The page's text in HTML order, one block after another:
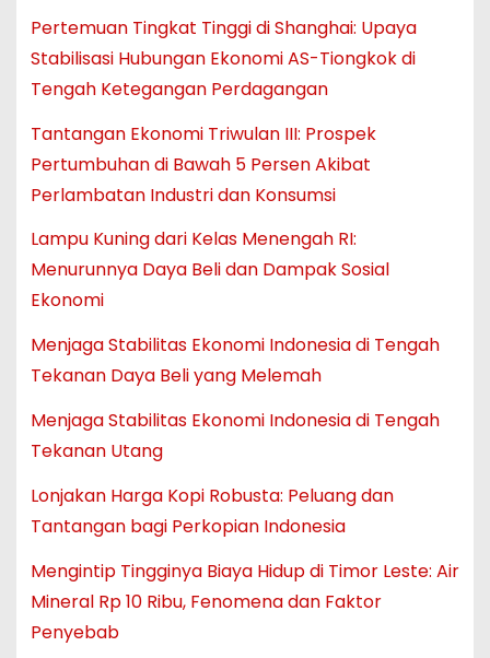
Pertemuan Tingkat Tinggi di Shanghai: Upaya
Stabilisasi Hubungan Ekonomi AS-Tiongkok di
Tengah Ketegangan Perdagangan
Tantangan Ekonomi Triwulan III: Prospek
Pertumbuhan di Bawah 5 Persen Akibat
Perlambatan Industri dan Konsumsi
Lampu Kuning dari Kelas Menengah RI:
Menurunnya Daya Beli dan Dampak Sosial
Ekonomi
Menjaga Stabilitas Ekonomi Indonesia di Tengah
Tekanan Daya Beli yang Melemah
Menjaga Stabilitas Ekonomi Indonesia di Tengah
Tekanan Utang
Lonjakan Harga Kopi Robusta: Peluang dan
Tantangan bagi Perkopian Indonesia
Mengintip Tingginya Biaya Hidup di Timor Leste: Air
Mineral Rp 10 Ribu, Fenomena dan Faktor
Penyebab